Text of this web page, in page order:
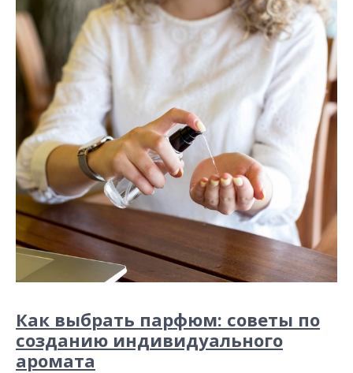
Как выбрать парфюм: советы по
созданию индивидуального
аромата